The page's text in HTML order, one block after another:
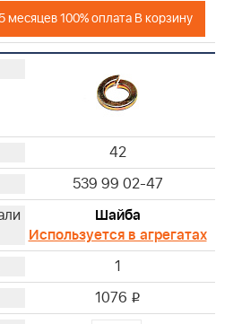
месяцев 100% оплата В корзину
42
539 99 02-47
Шайба
Используется в агрегатах
1
1076 i